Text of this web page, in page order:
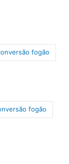
fogão
fogão